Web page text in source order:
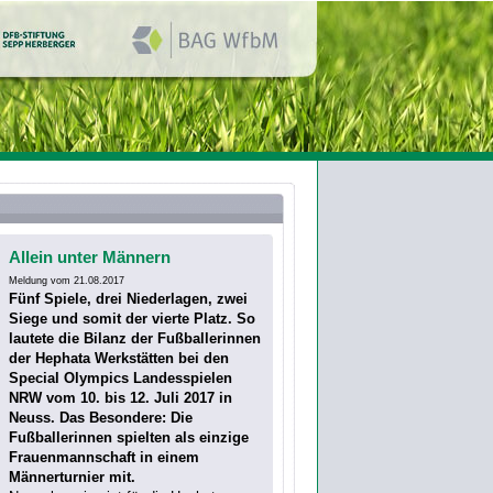
Allein unter Männern
Meldung vom 21.08.2017
Fünf Spiele, drei Niederlagen, zwei
Siege und somit der vierte Platz. So
lautete die Bilanz der Fußballerinnen
der Hephata Werkstätten bei den
Special Olympics Landesspielen
NRW vom 10. bis 12. Juli 2017 in
Neuss. Das Besondere: Die
Fußballerinnen spielten als einzige
Frauenmannschaft in einem
Männerturnier mit.